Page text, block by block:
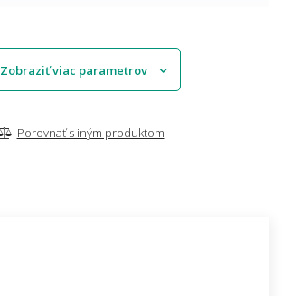
Zobraziť viac parametrov
Porovnať s iným produktom